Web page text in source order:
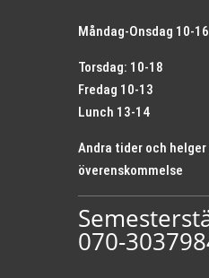
Måndag-Onsdag 10-16
Torsdag: 10-18
Fredag 10-13
Lunch 13-14
Andra tider och
överenskommelse
070-